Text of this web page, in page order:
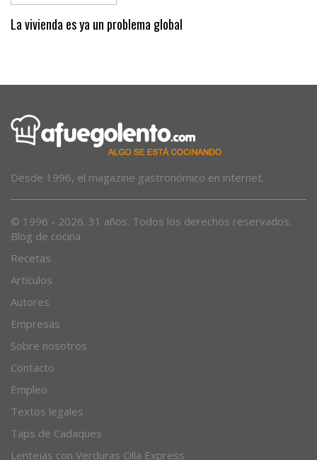
La vivienda es ya un problema global
Desde 1996, el magazine gastronómico en internet.
© 1996 - 2026. 31 años. Todos los derechos reservados.
Blog de cocina
Recetas
Artículos
Autores
Empresas
Sobre nosotros
Contacto
Empleo
Textos legales
Taps de Cadaques
Lentejas con Verduras Olla Express